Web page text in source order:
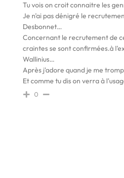
Tu vois on croit connaitre les
Je n'ai pas dénigré le
Desbonnet…
Concernant le recrutement de
craintes se sont confirmées.à
Wallinius…
Après j'adore quand je me
Et comme tu dis on verra à
0